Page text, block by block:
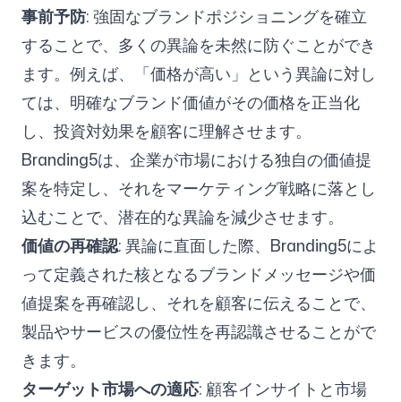
事前予防: 強固なブランドポジショニングを確立
することで、多くの異論を未然に防ぐことができ
ます。例えば、「価格が高い」という異論に対し
ては、明確なブランド価値がその価格を正当化
し、投資対効果を顧客に理解させます。
Branding5は、企業が市場における独自の価値提
案を特定し、それをマーケティング戦略に落とし
込むことで、潜在的な異論を減少させます。
価値の再確認: 異論に直面した際、Branding5によ
って定義された核となるブランドメッセージや価
値提案を再確認し、それを顧客に伝えることで、
製品やサービスの優位性を再認識させることがで
きます。
ターゲット市場への適応: 顧客インサイトと市場